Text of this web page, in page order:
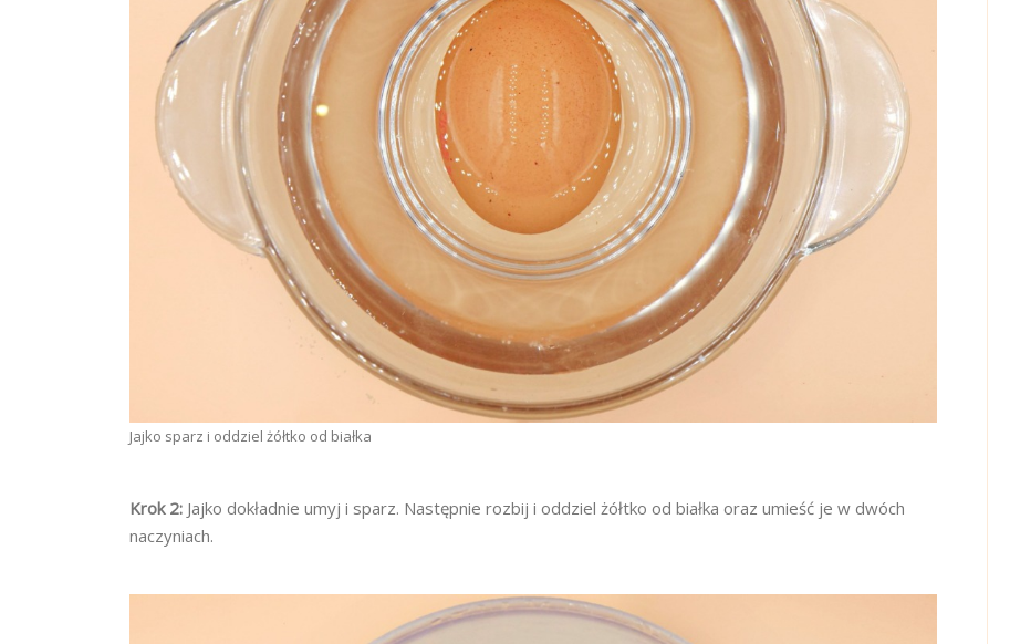
Jajko sparz i oddziel żółtko od białka
Krok 2: Jajko dokładnie umyj i sparz. Następnie rozbij i oddziel żółtko od białka oraz umieść je w dwóch
naczyniach.